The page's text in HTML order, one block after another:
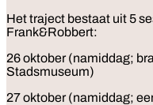
Het traject bestaat uit 5
Frank&Robbert:
26 oktober (namiddag;
Stadsmuseum)
27 oktober (namiddag;